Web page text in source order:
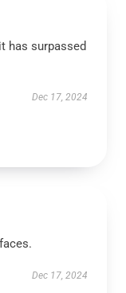
has surpassed
Dec 17, 2024
Dec 17, 2024